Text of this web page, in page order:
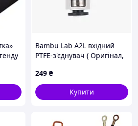
шт.
Bambu Lab A2L вхідний
PTFE-з'єднувач ( Оригінал,
249 ₴
Купити